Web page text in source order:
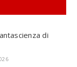
di